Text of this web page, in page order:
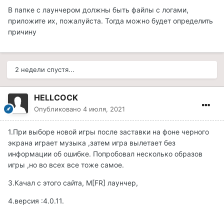
В папке с лаунчером должны быть файлы с логами,
приложите их, пожалуйста. Тогда можно будет определить
причину
2 недели спустя...
HELLCOCK
Опубликовано 4 июля, 2021
1.При выборе новой игры после заставки на фоне черного
экрана играет музыка ,затем игра вылетает без
информации об ошибке. Попробовал несколько образов
игры ,но во всех все тоже самое.
3.Качал с этого сайта, M[FR] лаунчер,
4.версия :4.0.11.